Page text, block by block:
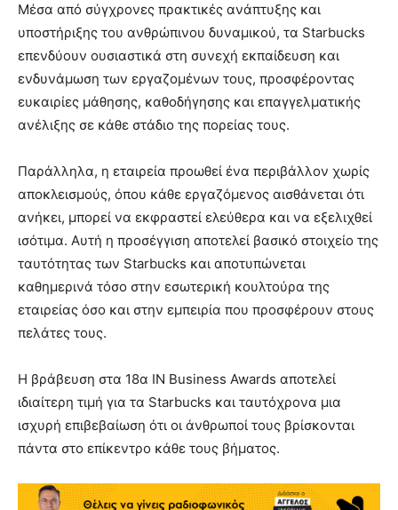
Μέσα από σύγχρονες πρακτικές ανάπτυξης και
υποστήριξης του ανθρώπινου δυναμικού, τα Starbucks
επενδύουν ουσιαστικά στη συνεχή εκπαίδευση και
ενδυνάμωση των εργαζομένων τους, προσφέροντας
ευκαιρίες μάθησης, καθοδήγησης και επαγγελματικής
ανέλιξης σε κάθε στάδιο της πορείας τους.
Παράλληλα, η εταιρεία προωθεί ένα περιβάλλον χωρίς
αποκλεισμούς, όπου κάθε εργαζόμενος αισθάνεται ότι
ανήκει, μπορεί να εκφραστεί ελεύθερα και να εξελιχθεί
ισότιμα. Αυτή η προσέγγιση αποτελεί βασικό στοιχείο της
ταυτότητας των Starbucks και αποτυπώνεται
καθημερινά τόσο στην εσωτερική κουλτούρα της
εταιρείας όσο και στην εμπειρία που προσφέρουν στους
πελάτες τους.
Η βράβευση στα 18α IN Business Awards αποτελεί
ιδιαίτερη τιμή για τα Starbucks και ταυτόχρονα μια
ισχυρή επιβεβαίωση ότι οι άνθρωποί τους βρίσκονται
πάντα στο επίκεντρο κάθε τους βήματος.